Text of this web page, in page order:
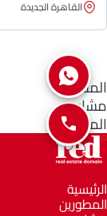
القاهرة الجديدة
المناطق
مشاريع
المطورين
الرئيسية
المطورين